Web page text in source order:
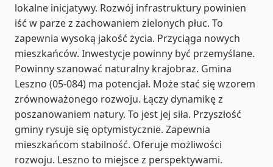
lokalne inicjatywy. Rozwój infrastruktury powinien
iść w parze z zachowaniem zielonych płuc. To
zapewnia wysoką jakość życia. Przyciąga nowych
mieszkańców. Inwestycje powinny być przemyślane.
Powinny szanować naturalny krajobraz. Gmina
Leszno (05-084) ma potencjał. Może stać się wzorem
zrównoważonego rozwoju. Łączy dynamikę z
poszanowaniem natury. To jest jej siła. Przyszłość
gminy rysuje się optymistycznie. Zapewnia
mieszkańcom stabilność. Oferuje możliwości
rozwoju. Leszno to miejsce z perspektywami.